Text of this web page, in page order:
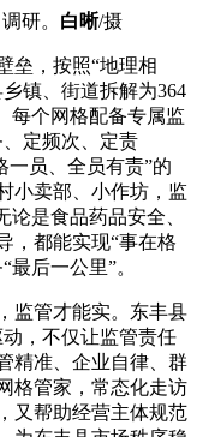
研。 白晰/摄
垒，按照“地理相
镇、街道拆解为364
每个网格配备专属监
定频次、定责
一员、全员有责”的
小卖部、小作坊，监
是食品药品安全、
，都能实现“事在格
后一公里”。
监管才能实。东丰县
，不仅让监管责任
精准、企业自律、群
格管家，常态化走访
又帮助经营主体规范